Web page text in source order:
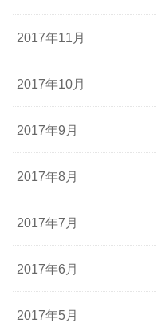
2017年11月
2017年10月
2017年9月
2017年8月
2017年7月
2017年6月
2017年5月